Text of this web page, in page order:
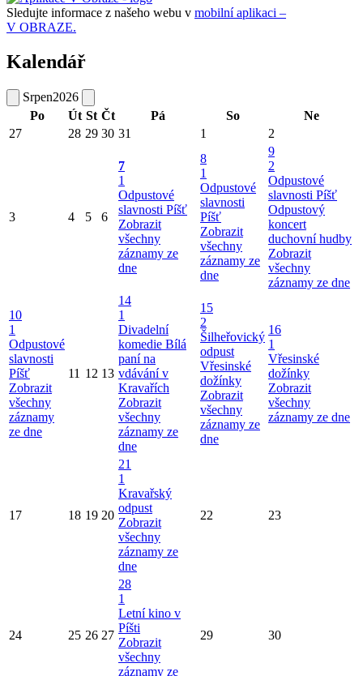
Sledujte informace z našeho webu v mobilní aplikaci –
V OBRAZE.
Kalendář
Srpen2026
Po
Út St Čt Pá So
Ne
27
28 29 30 31 1 2
3 4 5 6
7
1
Odpustové
slavnosti Píšť
Zobrazit
všechny
záznamy ze
dne
8
1
Odpustové
slavnosti
Píšť
Zobrazit
všechny
záznamy ze
dne
9
2
Odpustové
slavnosti Píšť
Odpustový
koncert
duchovní hudby
Zobrazit
všechny
záznamy ze dne
10
1
Odpustové
slavnosti
Píšť
Zobrazit
všechny
záznamy
ze dne
11 12 13
14
1
Divadelní
komedie Bílá
paní na
vdávání v
Kravařích
Zobrazit
všechny
záznamy ze
dne
15
2
Šilheřovický
odpust
Vřesinské
dožínky
Zobrazit
všechny
záznamy ze
dne
16
1
Vřesinské
dožínky
Zobrazit
všechny
záznamy ze dne
17 18 19 20
21
1
Kravařský
odpust
Zobrazit
všechny
záznamy ze
dne
22 23
24 25 26 27
28
1
Letní kino v
Píšti
Zobrazit
všechny
záznamy ze
29 30